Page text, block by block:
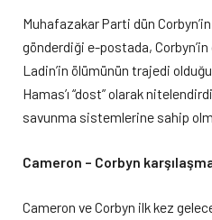
Muhafazakar Parti dün
gönderdiği e-postada,
Ladin’in ölümünün trajedi
Hamas’ı “dost” olarak
savunma sistemlerine sahip
Cameron – Corbyn
Cameron ve Corbyn ilk kez